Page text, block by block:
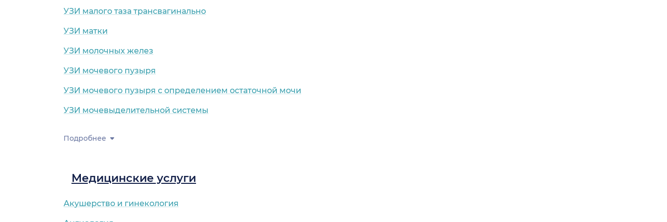
УЗИ малого таза трансвагинально
УЗИ матки
УЗИ молочных желез
УЗИ мочевого пузыря
УЗИ мочевого пузыря с определением остаточной мочи
УЗИ мочевыделительной системы
Подробнее
Медицинские услуги
Акушерство и гинекология